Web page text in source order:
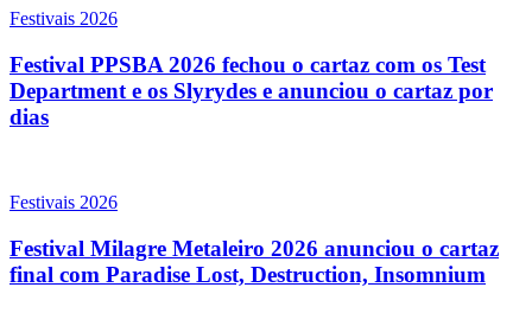
Festivais 2026
Festival PPSBA 2026 fechou o cartaz com os Test
Department e os Slyrydes e anunciou o cartaz por
dias
Festivais 2026
Festival Milagre Metaleiro 2026 anunciou o cartaz
final com Paradise Lost, Destruction, Insomnium